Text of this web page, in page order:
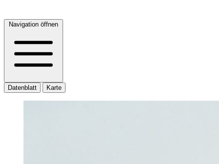
Navigation öffnen
Datenblatt Karte